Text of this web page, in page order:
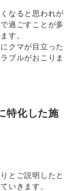
なると思われが
過ごすことが多
す。
クマが目立った
ブルがおこりま
特化した施
とご説明したと
いきます。